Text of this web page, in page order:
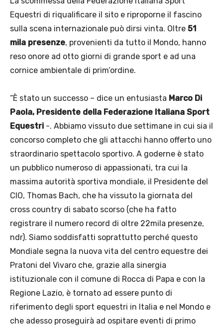
Equestri di riqualificare il sito e riproporne il fascino
sulla scena internazionale può dirsi vinta. Oltre 51
mila presenze, provenienti da tutto il Mondo, hanno
reso onore ad otto giorni di grande sport e ad una
cornice ambientale di prim’ordine.
“È stato un successo – dice un entusiasta Marco Di
Paola, Presidente della Federazione Italiana Sport
Equestri -. Abbiamo vissuto due settimane in cui sia il
concorso completo che gli attacchi hanno offerto uno
straordinario spettacolo sportivo. A goderne è stato
un pubblico numeroso di appassionati, tra cui la
massima autorità sportiva mondiale, il Presidente del
CIO, Thomas Bach, che ha vissuto la giornata del
cross country di sabato scorso (che ha fatto
registrare il numero record di oltre 22mila presenze,
ndr). Siamo soddisfatti soprattutto perché questo
Mondiale segna la nuova vita del centro equestre dei
Pratoni del Vivaro che, grazie alla sinergia
istituzionale con il comune di Rocca di Papa e con la
Regione Lazio, è tornato ad essere punto di
riferimento degli sport equestri in Italia e nel Mondo e
che adesso proseguirà ad ospitare eventi di primo